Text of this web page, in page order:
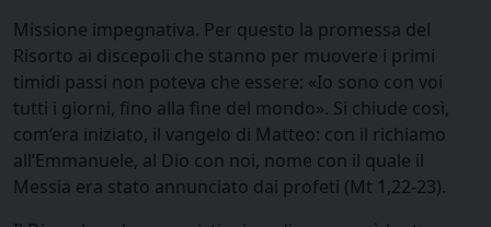
Missione impegnativa. Per questo la promessa del
Risorto ai discepoli che stanno per muovere i primi
timidi passi non poteva che essere: «Io sono con voi
tutti i giorni, fino alla fine del mondo». Si chiude così,
com’era iniziato, il vangelo di Matteo: con il richiamo
all’Emmanuele, al Dio con noi, nome con il quale il
Messia era stato annunciato dai profeti (Mt 1,22-23).